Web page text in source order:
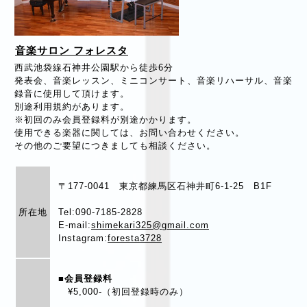
音楽サロン フォレスタ
西武池袋線石神井公園駅から徒歩6分
発表会、音楽レッスン、ミニコンサート、音楽リハーサル、音楽
録音に使用して頂けます。
別途利用規約があります。
※初回のみ会員登録料が別途かかります。
使用できる楽器に関しては、お問い合わせください。
その他のご要望につきましても相談ください。
所在地
〒177-0041 東京都練馬区石神井町6-1-25 B1F
Tel:090-7185-2828
E-mail:shimekari325@gmail.com
Instagram:foresta3728
■会員登録料
¥5,000-（初回登録時のみ）